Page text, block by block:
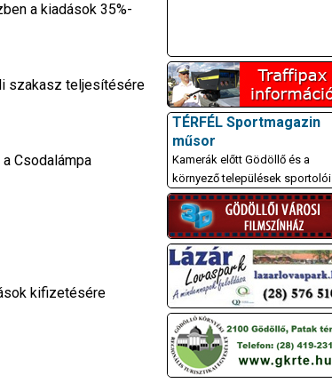
a kiadások 35%-
szakasz teljesítésére
Csodalámpa
kifizetésére
TÉRFÉL Sportmagazin
műsor
Kamerák előtt Gödöllő és a
környező települések sportolói